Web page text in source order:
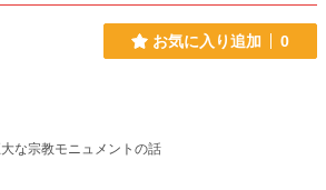
お気に入り追加 0
な宗教モニュメントの話